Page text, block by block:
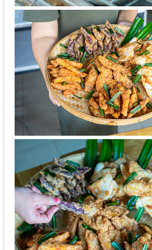
สินค้า
เรื่อง
บ้าน
คุ้ม
ครบ
จบ
HOMEPRO
2017
เชียงใหม่
จัด
เต็ม
กับ
แผนที่